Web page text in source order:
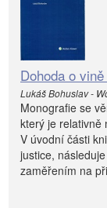
Dohoda o
Lukáš Bohuslav -
Monografie se
který je relativně
V úvodní části
justice,
zaměřením na